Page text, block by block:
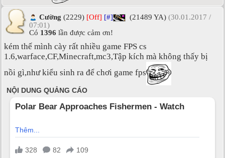
Cường (2229) [Off] [#] (21489 YA) (30.01.2017 /
07:01)
Có 1396 lần được cảm ơn!
kém thế mình cày rất nhiều game FPS cs
1.6,warface,CF,Minecraft,mc3,Tập kích mà không thấy bị
nồi gì,như kiểu sinh ra để chơi game fps